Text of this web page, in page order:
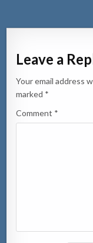
Leave a
Your email address
marked *
Comment *